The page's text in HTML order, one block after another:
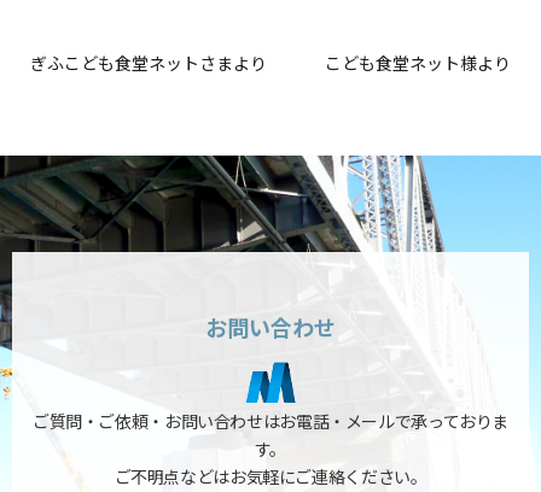
ぎふこども食堂ネットさまより こども食堂ネット様より
お問い合わせ
ご質問・ご依頼・お問い合わせはお電話・メールで承っておりま
す。
ご不明点などはお気軽にご連絡ください。